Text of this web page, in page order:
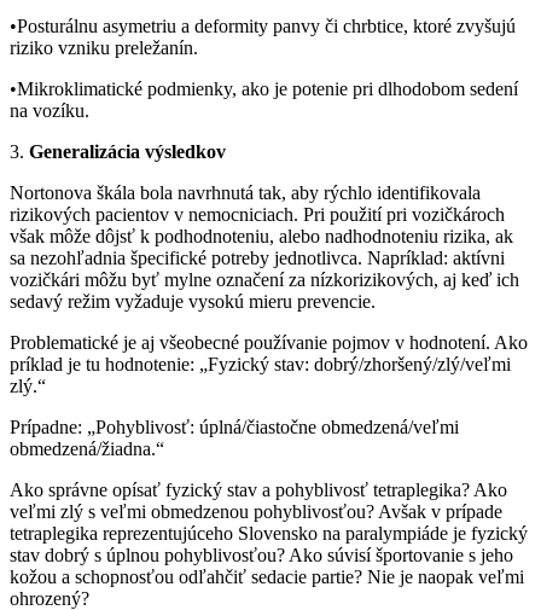
•Posturálnu asymetriu a deformity panvy či chrbtice, ktoré zvyšujú
riziko vzniku preležanín.
•Mikroklimatické podmienky, ako je potenie pri dlhodobom sedení
na vozíku.
3. Generalizácia výsledkov
Nortonova škála bola navrhnutá tak, aby rýchlo identifikovala
rizikových pacientov v nemocniciach. Pri použití pri vozičkároch
však môže dôjsť k podhodnoteniu, alebo nadhodnoteniu rizika, ak
sa nezohľadnia špecifické potreby jednotlivca. Napríklad: aktívni
vozičkári môžu byť mylne označení za nízkorizikových, aj keď ich
sedavý režim vyžaduje vysokú mieru prevencie.
Problematické je aj všeobecné používanie pojmov v hodnotení. Ako
príklad je tu hodnotenie: „Fyzický stav: dobrý/zhoršený/zlý/veľmi
zlý.“
Prípadne: „Pohyblivosť: úplná/čiastočne obmedzená/veľmi
obmedzená/žiadna.“
Ako správne opísať fyzický stav a pohyblivosť tetraplegika? Ako
veľmi zlý s veľmi obmedzenou pohyblivosťou? Avšak v prípade
tetraplegika reprezentujúceho Slovensko na paralympiáde je fyzický
stav dobrý s úplnou pohyblivosťou? Ako súvisí športovanie s jeho
kožou a schopnosťou odľahčiť sedacie partie? Nie je naopak veľmi
ohrozený?